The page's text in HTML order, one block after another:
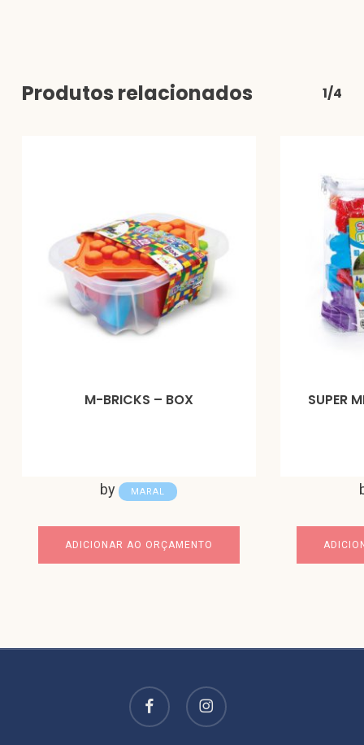
Produtos relacionados 1/4
M-BRICKS – BOX
by MARAL
ADICIONAR AO ORÇAMENTO
SUPER
facebook instagram